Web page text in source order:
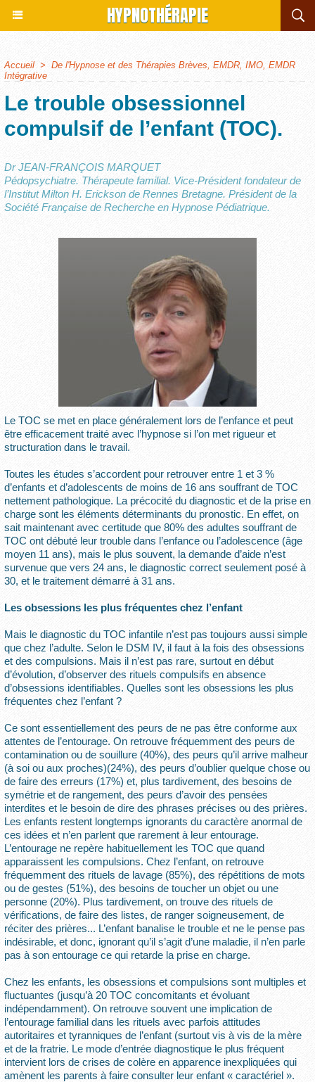
HYPNOTHÉRAPIE
Accueil > De l'Hypnose et des Thérapies Brèves, EMDR, IMO, EMDR
Intégrative
Le trouble obsessionnel
compulsif de l’enfant (TOC).
Dr JEAN-FRANÇOIS MARQUET
Pédopsychiatre. Thérapeute familial. Vice-Président fondateur de
l’Institut Milton H. Erickson de Rennes Bretagne. Président de la
Société Française de Recherche en Hypnose Pédiatrique.
Le TOC se met en place généralement lors de l’enfance et peut
être efficacement traité avec l’hypnose si l’on met rigueur et
structuration dans le travail.
Toutes les études s’accordent pour retrouver entre 1 et 3 %
d’enfants et d’adolescents de moins de 16 ans souffrant de TOC
nettement pathologique. La précocité du diagnostic et de la prise en
charge sont les éléments déterminants du pronostic. En effet, on
sait maintenant avec certitude que 80% des adultes souffrant de
TOC ont débuté leur trouble dans l’enfance ou l’adolescence (âge
moyen 11 ans), mais le plus souvent, la demande d’aide n’est
survenue que vers 24 ans, le diagnostic correct seulement posé à
30, et le traitement démarré à 31 ans.
Les obsessions les plus fréquentes chez l’enfant
Mais le diagnostic du TOC infantile n’est pas toujours aussi simple
que chez l’adulte. Selon le DSM IV, il faut à la fois des obsessions
et des compulsions. Mais il n’est pas rare, surtout en début
d’évolution, d’observer des rituels compulsifs en absence
d’obsessions identifiables. Quelles sont les obsessions les plus
fréquentes chez l’enfant ?
Ce sont essentiellement des peurs de ne pas être conforme aux
attentes de l’entourage. On retrouve fréquemment des peurs de
contamination ou de souillure (40%), des peurs qu’il arrive malheur
(à soi ou aux proches)(24%), des peurs d’oublier quelque chose ou
de faire des erreurs (17%) et, plus tardivement, des besoins de
symétrie et de rangement, des peurs d’avoir des pensées
interdites et le besoin de dire des phrases précises ou des prières.
Les enfants restent longtemps ignorants du caractère anormal de
ces idées et n’en parlent que rarement à leur entourage.
L’entourage ne repère habituellement les TOC que quand
apparaissent les compulsions. Chez l’enfant, on retrouve
fréquemment des rituels de lavage (85%), des répétitions de mots
ou de gestes (51%), des besoins de toucher un objet ou une
personne (20%). Plus tardivement, on trouve des rituels de
vérifications, de faire des listes, de ranger soigneusement, de
réciter des prières... L’enfant banalise le trouble et ne le pense pas
indésirable, et donc, ignorant qu’il s’agit d’une maladie, il n’en parle
pas à son entourage ce qui retarde la prise en charge.
Chez les enfants, les obsessions et compulsions sont multiples et
fluctuantes (jusqu’à 20 TOC concomitants et évoluant
indépendamment). On retrouve souvent une implication de
l’entourage familial dans les rituels avec parfois attitudes
autoritaires et tyranniques de l’enfant (surtout vis à vis de la mère
et de la fratrie. Le mode d’entrée diagnostique le plus fréquent
intervient lors de crises de colère en apparence inexpliquées qui
amènent les parents à faire consulter leur enfant « caractériel ».